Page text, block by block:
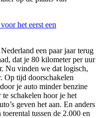
het eerst een
een paar jaar terug
dat je 80 kilometer per uur
Nu vinden we dat logisch,
Op tijd doorschakelen
je auto minder benzine
schakelen hoor je het
geven het aan. En anders
tussen de 2.000 en